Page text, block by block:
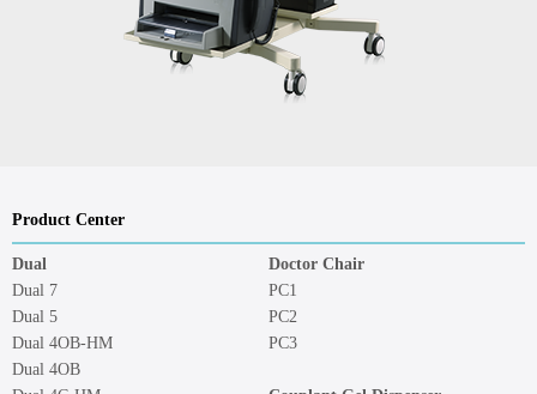
Product Center
Dual
Dual 7
Dual 5
Dual 4OB-HM
Dual 4OB
Doctor Chair
PC1
PC2
PC3